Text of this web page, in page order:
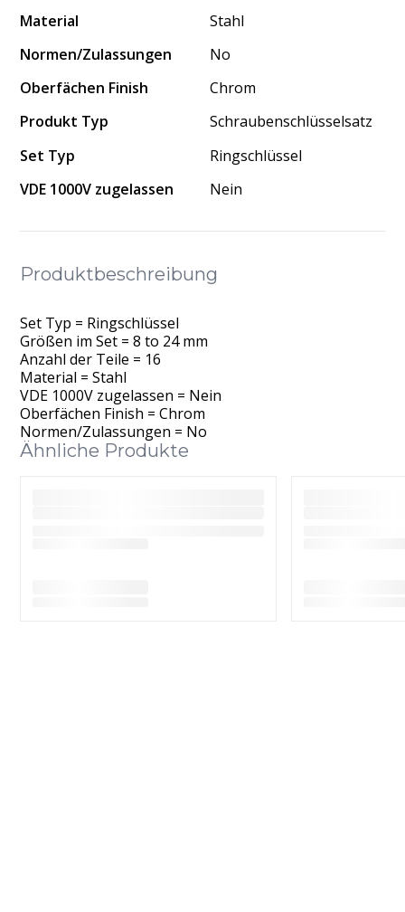
Material
Stahl
Normen/Zulassungen
No
Oberfächen Finish
Chrom
Produkt Typ
Schraubenschlüsselsatz
Set Typ
Ringschlüssel
VDE 1000V zugelassen
Nein
Produktbeschreibung
Set Typ = Ringschlüssel
Größen im Set = 8 to 24 mm
Anzahl der Teile = 16
Material = Stahl
VDE 1000V zugelassen = Nein
Oberfächen Finish = Chrom
Normen/Zulassungen = No
Ähnliche Produkte